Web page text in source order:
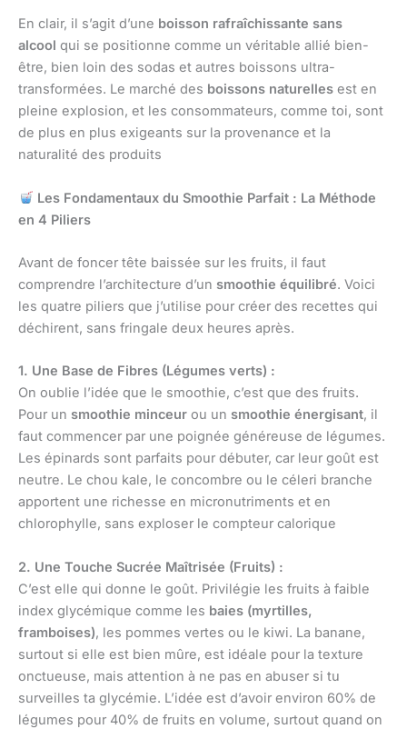
En clair, il s’agit d’une boisson rafraîchissante sans
alcool qui se positionne comme un véritable allié bien-
être, bien loin des sodas et autres boissons ultra-
transformées. Le marché des boissons naturelles est en
pleine explosion, et les consommateurs, comme toi, sont
de plus en plus exigeants sur la provenance et la
naturalité des produits
Les Fondamentaux du Smoothie Parfait : La Méthode
en 4 Piliers
Avant de foncer tête baissée sur les fruits, il faut
comprendre l’architecture d’un smoothie équilibré. Voici
les quatre piliers que j’utilise pour créer des recettes qui
déchirent, sans fringale deux heures après.
1. Une Base de Fibres (Légumes verts) :
On oublie l’idée que le smoothie, c’est que des fruits.
Pour un smoothie minceur ou un smoothie énergisant, il
faut commencer par une poignée généreuse de légumes.
Les épinards sont parfaits pour débuter, car leur goût est
neutre. Le chou kale, le concombre ou le céleri branche
apportent une richesse en micronutriments et en
chlorophylle, sans exploser le compteur calorique
2. Une Touche Sucrée Maîtrisée (Fruits) :
C’est elle qui donne le goût. Privilégie les fruits à faible
index glycémique comme les baies (myrtilles,
framboises), les pommes vertes ou le kiwi. La banane,
surtout si elle est bien mûre, est idéale pour la texture
onctueuse, mais attention à ne pas en abuser si tu
surveilles ta glycémie. L’idée est d’avoir environ 60% de
légumes pour 40% de fruits en volume, surtout quand on